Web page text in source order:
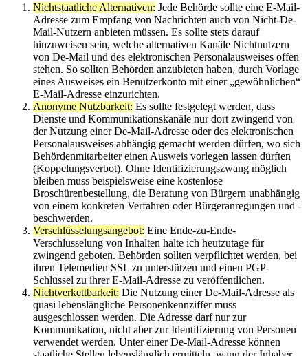
Nichtstaatliche Alternativen: Jede Behörde sollte eine E-Mail-
Adresse zum Empfang von Nachrichten auch von Nicht-De-
Mail-Nutzern anbieten müssen. Es sollte stets darauf
hinzuweisen sein, welche alternativen Kanäle Nichtnutzern
von De-Mail und des elektronischen Personalausweises offen
stehen. So sollten Behörden anzubieten haben, durch Vorlage
eines Ausweises ein Benutzerkonto mit einer „gewöhnlichen“
E-Mail-Adresse einzurichten.
Anonyme Nutzbarkeit: Es sollte festgelegt werden, dass
Dienste und Kommunikationskanäle nur dort zwingend von
der Nutzung einer De-Mail-Adresse oder des elektronischen
Personalausweises abhängig gemacht werden dürfen, wo sich
Behördenmitarbeiter einen Ausweis vorlegen lassen dürften
(Koppelungsverbot). Ohne Identifizierungszwang möglich
bleiben muss beispielsweise eine kostenlose
Broschürenbestellung, die Beratung von Bürgern unabhängig
von einem konkreten Verfahren oder Bürgeranregungen und -
beschwerden.
Verschlüsselungsangebot: Eine Ende-zu-Ende-
Verschlüsselung von Inhalten halte ich heutzutage für
zwingend geboten. Behörden sollten verpflichtet werden, bei
ihren Telemedien SSL zu unterstützen und einen PGP-
Schlüssel zu ihrer E-Mail-Adresse zu veröffentlichen.
Nichtverkettbarkeit: Die Nutzung einer De-Mail-Adresse als
quasi lebenslängliche Personenkennziffer muss
ausgeschlossen werden. Die Adresse darf nur zur
Kommunikation, nicht aber zur Identifizierung von Personen
verwendet werden. Unter einer De-Mail-Adresse können